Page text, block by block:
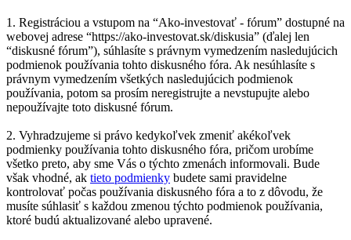
1. Registráciou a vstupom na “Ako-investovať - fórum” dostupné na
webovej adrese “https://ako-investovat.sk/diskusia” (ďalej len
“diskusné fórum”), súhlasíte s právnym vymedzením nasledujúcich
podmienok používania tohto diskusného fóra. Ak nesúhlasíte s
právnym vymedzením všetkých nasledujúcich podmienok
používania, potom sa prosím neregistrujte a nevstupujte alebo
nepoužívajte toto diskusné fórum.
2. Vyhradzujeme si právo kedykoľvek zmeniť akékoľvek
podmienky používania tohto diskusného fóra, pričom urobíme
všetko preto, aby sme Vás o týchto zmenách informovali. Bude
však vhodné, ak tieto podmienky budete sami pravidelne
kontrolovať počas používania diskusného fóra a to z dôvodu, že
musíte súhlasiť s každou zmenou týchto podmienok používania,
ktoré budú aktualizované alebo upravené.